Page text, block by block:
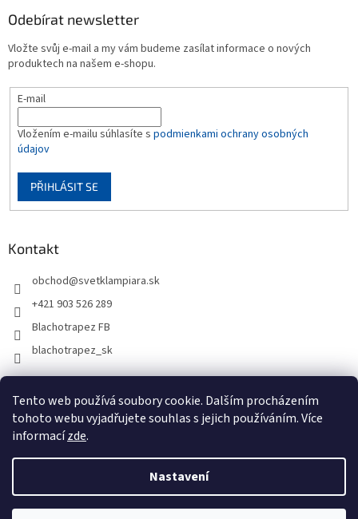
Tento web používá soubory cookie. Dalším procházením
tohoto webu vyjadřujete souhlas s jejich používáním. Více
informacízde.
Nastavení
Odebírat newsletter
Vložte svůj e-mail a my vám budeme zasílat informace o nových
produktech na našem e-shopu.
E-mail
Vložením e-mailu súhlasíte s podmienkami ochrany osobných
údajov
PŘIHLÁSIT SE
Kontakt
obchod@svetklampiara.sk
+421 903 526 289
Blachotrapez FB
blachotrapez_sk
Vytvořil Shoptet